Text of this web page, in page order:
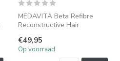
MEDAVITA Beta Refibre
Reconstructive Hair
een professionele
herstelle...
€49,95
Op voorraad